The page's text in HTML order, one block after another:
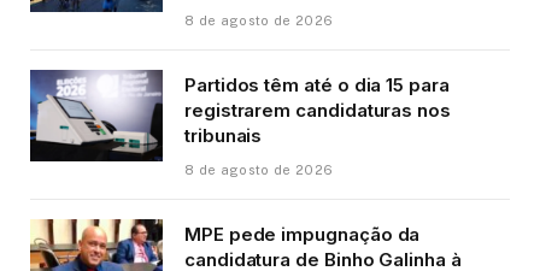
8 de agosto de 2026
Partidos têm até o dia 15 para
registrarem candidaturas nos
tribunais
8 de agosto de 2026
MPE pede impugnação da
candidatura de Binho Galinha à